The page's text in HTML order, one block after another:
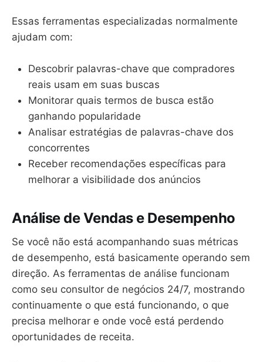
Essas ferramentas especializadas normalmente
ajudam com:
Descobrir palavras-chave que compradores
reais usam em suas buscas
Monitorar quais termos de busca estão
ganhando popularidade
Analisar estratégias de palavras-chave dos
concorrentes
Receber recomendações específicas para
melhorar a visibilidade dos anúncios
Análise de Vendas e Desempenho
Se você não está acompanhando suas métricas
de desempenho, está basicamente operando sem
direção. As ferramentas de análise funcionam
como seu consultor de negócios 24/7, mostrando
continuamente o que está funcionando, o que
precisa melhorar e onde você está perdendo
oportunidades de receita.